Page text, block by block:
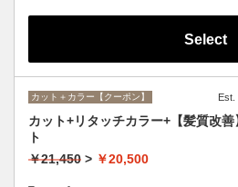
Select
カット＋カラー【クーポン】
カット+リタッチカラー+【髪質改
ト
￥21,450 > ￥20,500